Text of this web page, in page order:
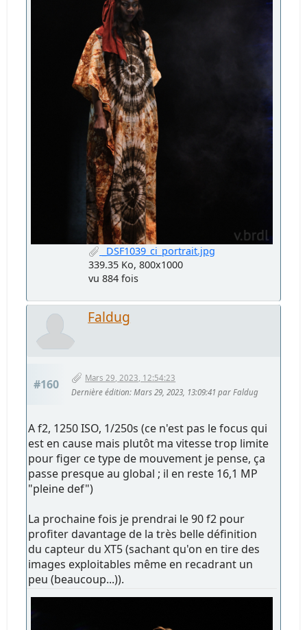
_DSF1039_ci_portrait.jpg
339.35 Ko, 800x1000
vu 884 fois
Faldug
#160
Mars 29, 2023, 12:54:23
Dernière édition: Mars 29, 2023, 13:09:41 par Faldug
A f2, 1250 ISO, 1/250s (ce n'est pas le focus qui
est en cause mais plutôt ma vitesse trop limite
pour figer ce type de mouvement je pense, ça
passe presque au global ; il en reste 16,1 MP
"pleine def")
La prochaine fois je prendrai le 90 f2 pour
profiter davantage de la très belle définition
du capteur du XT5 (sachant qu'on en tire des
images exploitables même en recadrant un
peu (beaucoup...)).